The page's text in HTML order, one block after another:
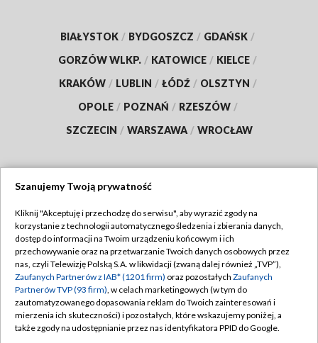
BIAŁYSTOK / BYDGOSZCZ / GDAŃSK /
GORZÓW WLKP. / KATOWICE / KIELCE /
KRAKÓW / LUBLIN / ŁÓDŹ / OLSZTYN /
OPOLE / POZNAŃ / RZESZÓW /
SZCZECIN / WARSZAWA / WROCŁAW
TVP
Abonament TVP
Emisja w TVP
Centrum informacji TVP
Naziemna Telewizja Cyfrowa
Regulamin TVP
Polityka prywatności
Moje zgody
Pomoc
Szanujemy Twoją prywatność
Kliknij "Akceptuję i przechodzę do serwisu", aby wyrazić zgody na
korzystanie z technologii automatycznego śledzenia i zbierania danych,
dostęp do informacji na Twoim urządzeniu końcowym i ich
przechowywanie oraz na przetwarzanie Twoich danych osobowych przez
nas, czyli Telewizję Polską S.A. w likwidacji (zwaną dalej również „TVP”),
Zaufanych Partnerów z IAB* (1201 firm) oraz pozostałych Zaufanych
Partnerów TVP (93 firm), w celach marketingowych (w tym do
zautomatyzowanego dopasowania reklam do Twoich zainteresowań i
mierzenia ich skuteczności) i pozostałych, które wskazujemy poniżej, a
także zgody na udostępnianie przez nas identyfikatora PPID do Google.